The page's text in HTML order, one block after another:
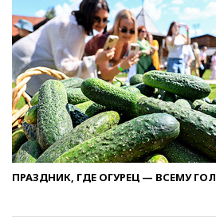
ПРАЗДНИК, ГДЕ ОГУРЕЦ — ВСЕМУ